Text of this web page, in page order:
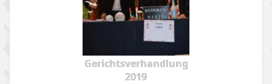
Gerichtsverhandlung
2019